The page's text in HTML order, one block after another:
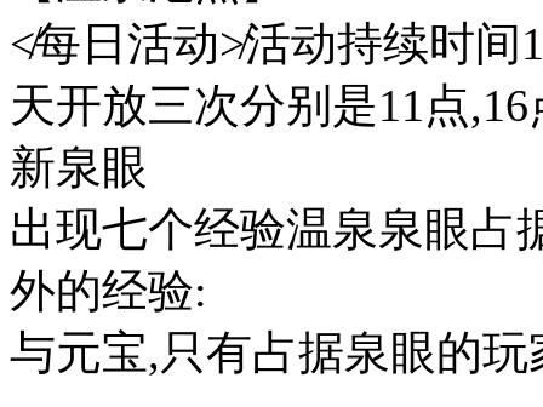
≮每日活动≯活动持续时间
天开放三次分别是11点
新泉眼
出现七个经验温泉泉眼占
外的经验:
与元宝,只有占据泉眼的